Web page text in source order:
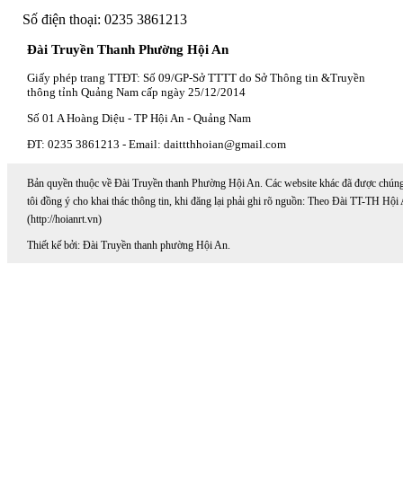
Số điện thoại: 0235 3861213
Đài Truyền Thanh Phường Hội An
Giấy phép trang TTĐT: Số 09/GP-Sở TTTT do Sở Thông tin &Truyền
thông tỉnh Quảng Nam cấp ngày 25/12/2014
Số 01 A Hoàng Diệu - TP Hội An - Quảng Nam
ĐT: 0235 3861213 - Email: daittthhoian@gmail.com
Bản quyền thuộc về Đài Truyền thanh Phường Hội An. Các website khác đã được
tôi đồng ý cho khai thác thông tin, khi đăng lại phải ghi rõ nguồn: Theo Đài TT-TH Hội
(http://hoianrt.vn)
Thiết kế bởi: Đài Truyền thanh phường Hội An.